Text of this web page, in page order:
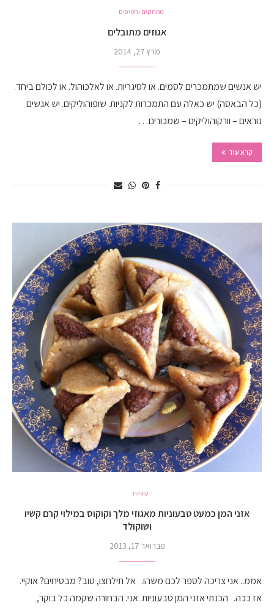
ממתקים וחטיפים
אגוזים מתובלים
מרץ 27, 2014
יש אנשים שמתמכרים לסמים. או לסיגריות. או לאלכוהול. או לכולם ביחד.
(כל הבאסה) יש כאלה עם התמכרות לקניות. שופוהוליקים. יש אנשים
נוראים – וורקוהוליקים – שמכורים…
קרא עוד
עוגיות
אזני המן כמעט טבעוניות מאגוזי מלך וקוקוס במילוי קרם קשיו
ושוקולד
פברואר 17, 2013
אממ.. אני צריכה לספר לכם משהו. אל תילחצו, טוב? מבטיחים? אוקיי.
אז ככה. הכנתי אזני המן טבעוניות. אני. הבחורה שקמה כל בוקר,